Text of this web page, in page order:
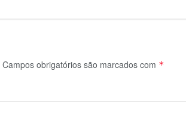
Campos obrigatórios são marcados com *